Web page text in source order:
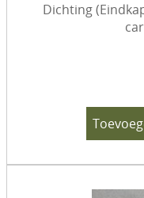
Dichting